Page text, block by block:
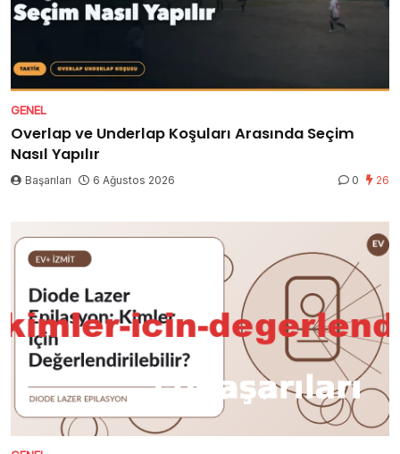
GENEL
Overlap ve Underlap Koşuları Arasında Seçim
Nasıl Yapılır
Başarıları 6 Ağustos 2026 0 26